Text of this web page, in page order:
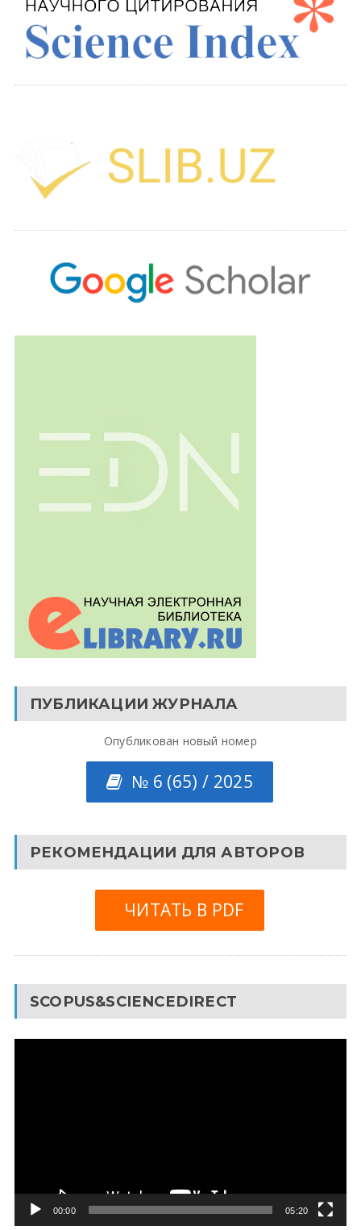
ПУБЛИКАЦИИ ЖУРНАЛА
Опубликован новый номер
№ 6 (65) / 2025
РЕКОМЕНДАЦИИ ДЛЯ АВТОРОВ
ЧИТАТЬ В PDF
SCOPUS&SCIENCEDIRECT
00:00 05:20